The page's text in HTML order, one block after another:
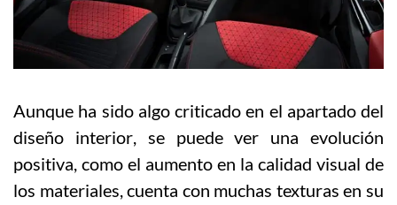
Aunque ha sido algo criticadoen el apartado del
diseño interior, se puede ver una evolución
positiva, como el aumento en la calidad visual de
los materiales, cuenta con muchas texturas en su